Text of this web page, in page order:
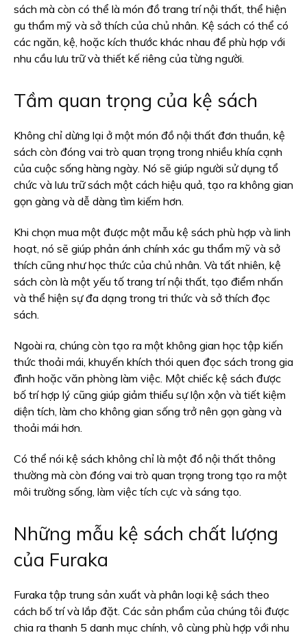
sách mà còn có thể là món đồ trang trí nội thất, thể hiện
gu thẩm mỹ và sở thích của chủ nhân. Kệ sách có thể có
các ngăn, kệ, hoặc kích thước khác nhau để phù hợp với
nhu cầu lưu trữ và thiết kế riêng của từng người.
Tầm quan trọng của kệ sách
Không chỉ dừng lại ở một món đồ nội thất đơn thuần, kệ
sách còn đóng vai trò quan trọng trong nhiều khía cạnh
của cuộc sống hàng ngày. Nó sẽ giúp người sử dụng tổ
chức và lưu trữ sách một cách hiệu quả, tạo ra không gian
gọn gàng và dễ dàng tìm kiếm hơn.
Khi chọn mua một được một mẫu kệ sách phù hợp và linh
hoạt, nó sẽ giúp phản ánh chính xác gu thẩm mỹ và sở
thích cũng như học thức của chủ nhân. Và tất nhiên, kệ
sách còn là một yếu tố trang trí nội thất, tạo điểm nhấn
và thể hiện sự đa dạng trong tri thức và sở thích đọc
sách.
Ngoài ra, chúng còn tạo ra một không gian học tập kiến
thức thoải mái, khuyến khích thói quen đọc sách trong gia
đình hoặc văn phòng làm việc. Một chiếc kệ sách được
bố trí hợp lý cũng giúp giảm thiểu sự lộn xộn và tiết kiệm
diện tích, làm cho không gian sống trở nên gọn gàng và
thoải mái hơn.
Có thể nói kệ sách không chỉ là một đồ nội thất thông
thường mà còn đóng vai trò quan trọng trong tạo ra một
môi trường sống, làm việc tích cực và sáng tạo.
Những mẫu kệ sách chất lượng
của Furaka
Furaka tập trung sản xuất và phân loại kệ sách theo
cách bố trí và lắp đặt. Các sản phẩm của chúng tôi được
chia ra thanh 5 danh mục chính, vô cùng phù hợp với nhu